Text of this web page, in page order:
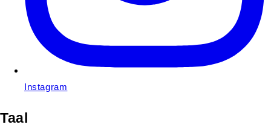
Instagram
Taal